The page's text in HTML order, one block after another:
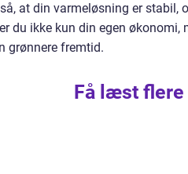
at din varmeløsning er
du ikke kun din egen
grønnere fremtid.
Få læst